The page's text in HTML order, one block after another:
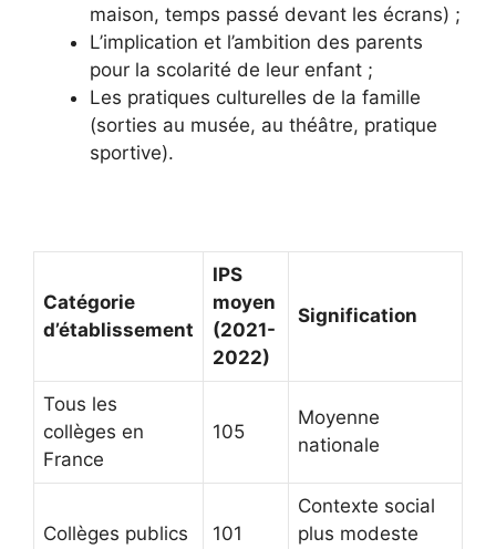
maison, temps passé devant les écrans) ;
L’implication et l’ambition des parents
pour la scolarité de leur enfant ;
Les pratiques culturelles de la famille
(sorties au musée, au théâtre, pratique
sportive).
Catégorie
d’établissement
IPS
moyen
(2021-
2022)
Signification
Tous les
collèges en
France
105
Moyenne
nationale
Collèges publics 101
Contexte social
plus modeste